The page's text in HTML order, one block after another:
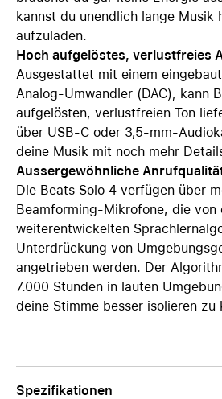
kannst du unendlich lange Musik
aufzuladen.
Hoch aufgelöstes, verlustfreies
Ausgestattet mit einem
Analog-Umwandler (DAC), kann
aufgelösten, verlustfreien Ton
über USB-C oder 3,5-mm-
deine Musik mit noch mehr
Aussergewöhnliche
Die Beats Solo 4 verfügen über
Beamforming-Mikrofone, die von
weiterentwickelten
Unterdrückung von
angetrieben werden. Der
7.000 Stunden in lauten
deine Stimme besser isolieren zu
Spezifikationen